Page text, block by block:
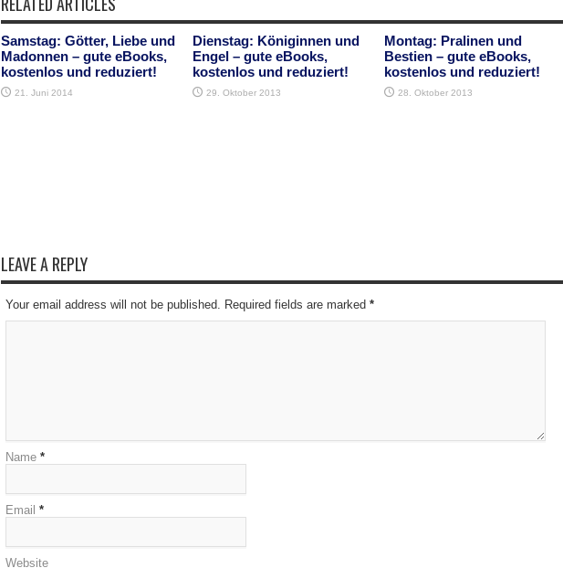
Samstag: Götter, Liebe und
Madonnen – gute eBooks,
kostenlos und reduziert!
21. Juni 2014
Dienstag: Königinnen und
Engel – gute eBooks,
kostenlos und reduziert!
29. Oktober 2013
Montag: Pralinen und
Bestien – gute eBooks,
kostenlos und reduziert!
28. Oktober 2013
LEAVE A REPLY
Your email address will not be published. Required fields are marked *
Name *
Email *
Website